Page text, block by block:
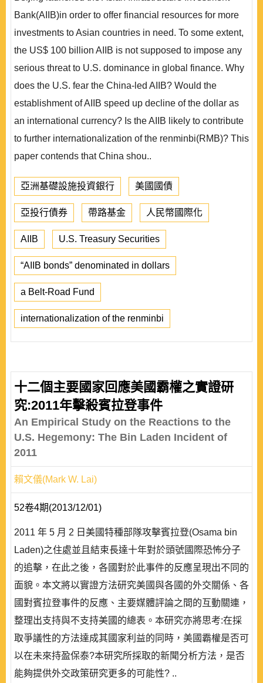
Bank(AIIB)in order to offer financial resources for more
investments to Asian countries in need. To some extent,
the US$ 100 billion AIIB is not supposed to impose any
serious threat to U.S. dominance in global finance. Why
does the U.S. fear the China-led AIIB? Would the
establishment of AIIB speed up decline of the dollar as
an international currency? Is the AIIB likely to contribute
to further internationalization of the renminbi(RMB)? This
paper contends that China shou..
亞洲基礎設施投資銀行 美國國債
亞投行債券 帶路基金 人民幣國際化
AIIB U.S. Treasury Securities
“AIIB bonds” denominated in dollars
a Belt-Road Fund
internationalization of the renminbi
十二個主要國家回應美國霸權之實證研
究:2011年擊殺賓拉登事件
An Empirical Study on the Reactions to the
U.S. Hegemony: The Bin Laden Incident of
2011
賴文儀(Mark W. Lai)
52卷4期(2013/12/01)
2011 年 5 月 2 日美國特種部隊攻擊賓拉登(Osama bin
Laden)之住處並且結束長達十年對於頭號國際恐怖分子
的追擊，在此之後，各國對於此事件的反應呈現出不同的
面貌。本文將以實證方法研究美國與各國的外交關係、各
國對賓拉登事件的反應、主要媒體評論之間的互動關連，
整理出支持與不支持美國的總表。本研究亦將思考:在採
取爭議性的方法達成其國家利益的同時，美國霸權是否可
以在未來持盈保泰?本研究所採取的新聞分析方法，是否
能夠提供外交政策研究更多的可能性? ..